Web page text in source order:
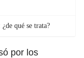
qué se trata?
por los